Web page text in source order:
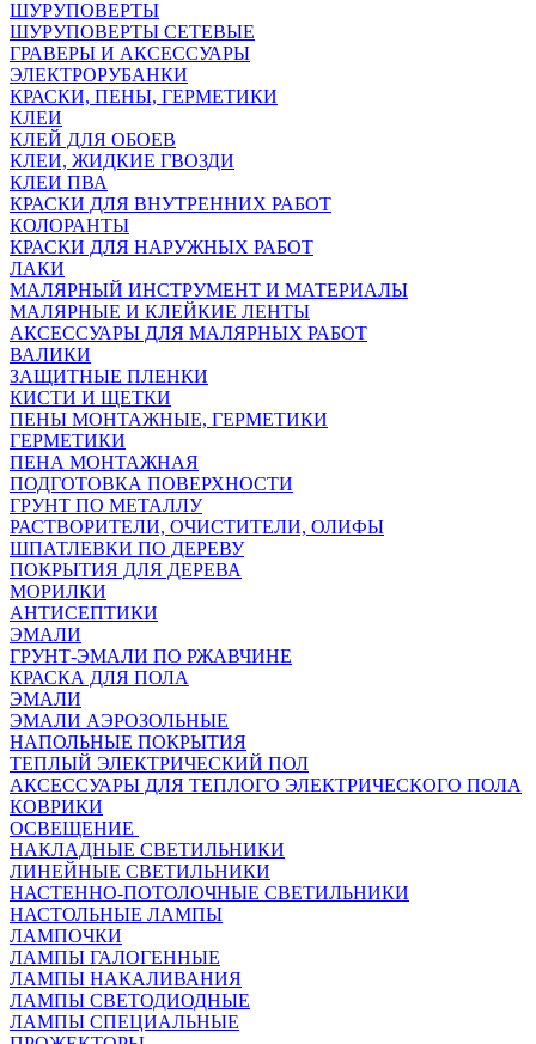
ШУРУПОВЕРТЫ
ШУРУПОВЕРТЫ СЕТЕВЫЕ
ГРАВЕРЫ И АКСЕССУАРЫ
ЭЛЕКТРОРУБАНКИ
КРАСКИ, ПЕНЫ, ГЕРМЕТИКИ
КЛЕИ
КЛЕЙ ДЛЯ ОБОЕВ
КЛЕИ, ЖИДКИЕ ГВОЗДИ
КЛЕИ ПВА
КРАСКИ ДЛЯ ВНУТРЕННИХ РАБОТ
КОЛОРАНТЫ
КРАСКИ ДЛЯ НАРУЖНЫХ РАБОТ
ЛАКИ
МАЛЯРНЫЙ ИНСТРУМЕНТ И МАТЕРИАЛЫ
МАЛЯРНЫЕ И КЛЕЙКИЕ ЛЕНТЫ
АКСЕССУАРЫ ДЛЯ МАЛЯРНЫХ РАБОТ
ВАЛИКИ
ЗАЩИТНЫЕ ПЛЕНКИ
КИСТИ И ЩЕТКИ
ПЕНЫ МОНТАЖНЫЕ, ГЕРМЕТИКИ
ГЕРМЕТИКИ
ПЕНА МОНТАЖНАЯ
ПОДГОТОВКА ПОВЕРХНОСТИ
ГРУНТ ПО МЕТАЛЛУ
РАСТВОРИТЕЛИ, ОЧИСТИТЕЛИ, ОЛИФЫ
ШПАТЛЕВКИ ПО ДЕРЕВУ
ПОКРЫТИЯ ДЛЯ ДЕРЕВА
МОРИЛКИ
АНТИСЕПТИКИ
ЭМАЛИ
ГРУНТ-ЭМАЛИ ПО РЖАВЧИНЕ
КРАСКА ДЛЯ ПОЛА
ЭМАЛИ
ЭМАЛИ АЭРОЗОЛЬНЫЕ
НАПОЛЬНЫЕ ПОКРЫТИЯ
ТЕПЛЫЙ ЭЛЕКТРИЧЕСКИЙ ПОЛ
АКСЕССУАРЫ ДЛЯ ТЕПЛОГО ЭЛЕКТРИЧЕСКОГО ПОЛА
КОВРИКИ
ОСВЕЩЕНИЕ
НАКЛАДНЫЕ СВЕТИЛЬНИКИ
ЛИНЕЙНЫЕ СВЕТИЛЬНИКИ
НАСТЕННО-ПОТОЛОЧНЫЕ СВЕТИЛЬНИКИ
НАСТОЛЬНЫЕ ЛАМПЫ
ЛАМПОЧКИ
ЛАМПЫ ГАЛОГЕННЫЕ
ЛАМПЫ НАКАЛИВАНИЯ
ЛАМПЫ СВЕТОДИОДНЫЕ
ЛАМПЫ СПЕЦИАЛЬНЫЕ